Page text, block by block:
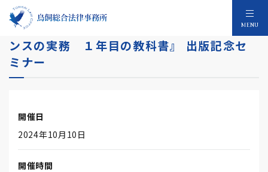
MENU
【対面／オンライン】『コーポレートガバナ
ンスの実務 １年目の教科書』 出版記念セ
ミナー
開催日
2024年10月10日
開催時間